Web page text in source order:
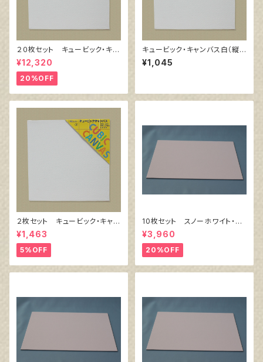
２０枚セット キュービック・キャ
ンバス白（縦200㎜×横200㎜×
厚38㎜）
¥12,320
20%OFF
キュービック・キャンバス白（縦3
00㎜×横300㎜×厚38㎜）
¥1,045
２枚セット キュービック・キャン
バス白（縦200㎜×横200㎜×厚
38㎜）
¥1,463
5%OFF
10枚セット スノーホワイト・キ
ャンバスボード F4 サイズ
333㎜x242㎜
¥3,960
20%OFF